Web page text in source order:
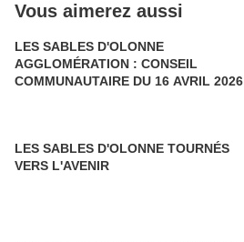
Vous aimerez aussi
LES SABLES D'OLONNE
AGGLOMÉRATION : CONSEIL
COMMUNAUTAIRE DU 16 AVRIL 2026
LES SABLES D'OLONNE TOURNÉS
VERS L'AVENIR